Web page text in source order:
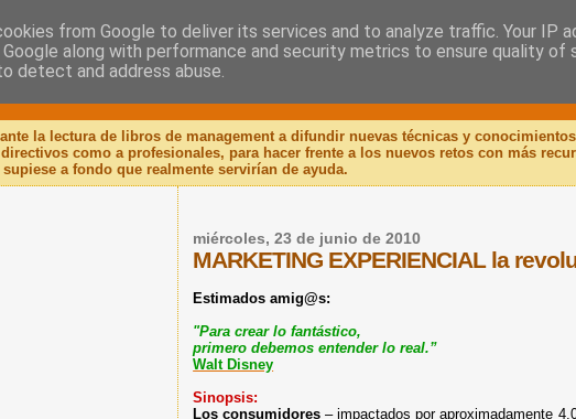
- Nuevo Libro
la lectura de libros de management a difundir nuevas técnicas y
como a profesionales, para hacer frente a los nuevos retos con más
a fondo que realmente servirían de ayuda.
miércoles, 23 de junio de 2010
MARKETING EXPERIENCIAL la
Estimadosamig@s:
"Para crear lo fantástico,
primero debemos entender lo real.”
Walt Disney
Sinopsis:
Los consumidores – impactados por aproximadamente
from Google to deliver its services and to analyze traffic. Your IP
along with performance and security metrics to ensure quality of
detect and address abuse.